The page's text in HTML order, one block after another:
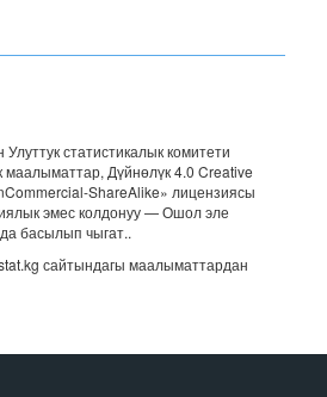
статистикалык комитети
маалыматтар, Дүйнөлүк 4.0 Creative
ShareAlike» лицензиясы
эмес колдонуу — Ошол эле
басылып чыгат..
сайтындагы маалыматтардан